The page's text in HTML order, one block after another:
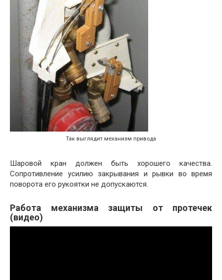
Так выглядит механизм привода
Шаровой кран должен быть хорошего качества.
Сопротивление усилию закрывания и рывки во время
поворота его рукоятки не допускаются.
Работа механизма защиты от протечек
(видео)